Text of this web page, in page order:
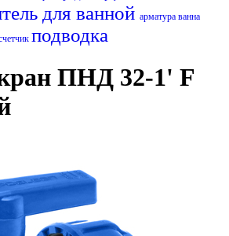
для ванной арматура ванна
подводка
ПНД 32-1' F